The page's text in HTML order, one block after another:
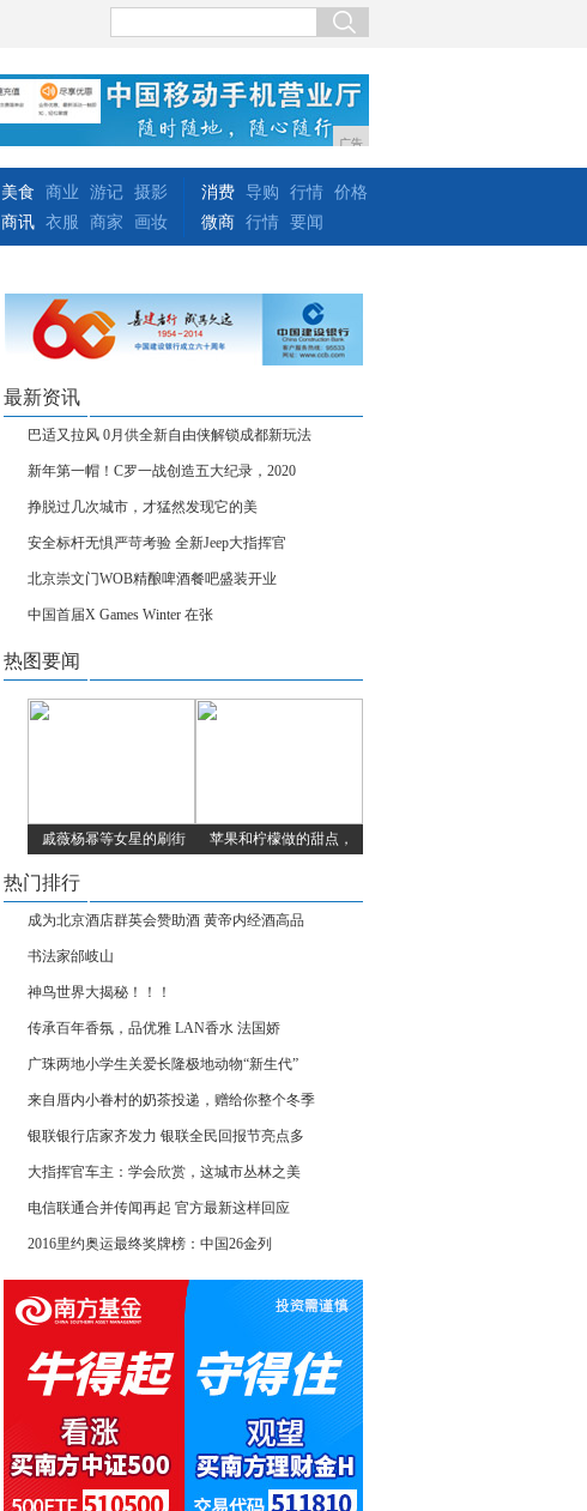
广告
美食 商业 游记 摄影
商讯 衣服 商家 画妆
消费 导购 行情 价格
微商 行情 要闻
最新资讯
巴适又拉风 0月供全新自由侠解锁成都新玩法
新年第一帽！C罗一战创造五大纪录，2020
挣脱过几次城市，才猛然发现它的美
安全标杆无惧严苛考验 全新Jeep大指挥官
北京崇文门WOB精酿啤酒餐吧盛装开业
中国首届X Games Winter 在张
热图要闻
戚薇杨幂等女星的刷街 苹果和柠檬做的甜点，
热门排行
成为北京酒店群英会赞助酒 黄帝内经酒高品
书法家邰岐山
神鸟世界大揭秘！！！
传承百年香氛，品优雅 LAN香水 法国娇
广珠两地小学生关爱长隆极地动物“新生代”
来自厝内小眷村的奶茶投递，赠给你整个冬季
银联银行店家齐发力 银联全民回报节亮点多
大指挥官车主：学会欣赏，这城市丛林之美
电信联通合并传闻再起 官方最新这样回应
2016里约奥运最终奖牌榜：中国26金列